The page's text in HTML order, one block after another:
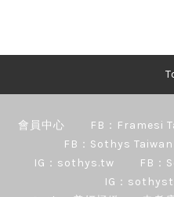
會員中心 FB：Framesi
FB：Sothys
IG：sothys.tw
FB：
IG：